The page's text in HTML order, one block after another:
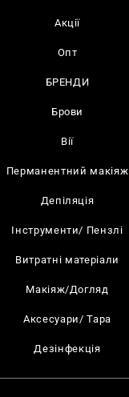
Акції
Опт
БРЕНДИ
Брови
Вії
Перманентний макіяж
Депіляція
Інструменти/ Пензлі
Витратні матеріали
Макіяж/Догляд
Аксесуари/ Тара
Дезінфекція